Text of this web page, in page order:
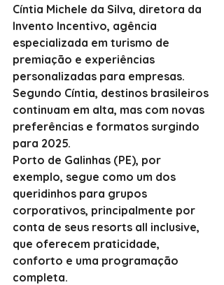
Cíntia Michele da Silva, diretora da
Invento Incentivo, agência
especializada em turismo de
premiação e experiências
personalizadas para empresas.
Segundo Cíntia, destinos brasileiros
continuam em alta, mas com novas
preferências e formatos surgindo
para 2025.
Porto de Galinhas (PE), por
exemplo, segue como um dos
queridinhos para grupos
corporativos, principalmente por
conta de seus resorts all inclusive,
que oferecem praticidade,
conforto e uma programação
completa.